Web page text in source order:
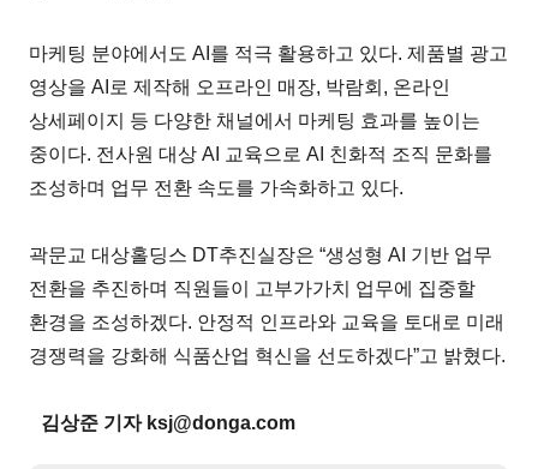
마케팅 분야에서도 AI를 적극 활용하고 있다. 제품별 광고
영상을 AI로 제작해 오프라인 매장, 박람회, 온라인
상세페이지 등 다양한 채널에서 마케팅 효과를 높이는
중이다. 전사원 대상 AI 교육으로 AI 친화적 조직 문화를
조성하며 업무 전환 속도를 가속화하고 있다.
곽문교 대상홀딩스 DT추진실장은 “생성형 AI 기반 업무
전환을 추진하며 직원들이 고부가가치 업무에 집중할
환경을 조성하겠다. 안정적 인프라와 교육을 토대로 미래
경쟁력을 강화해 식품산업 혁신을 선도하겠다”고 밝혔다.
김상준 기자 ksj@donga.com